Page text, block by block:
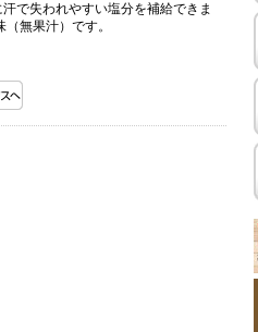
で失われやすい塩分を補給できま
無果汁）です。